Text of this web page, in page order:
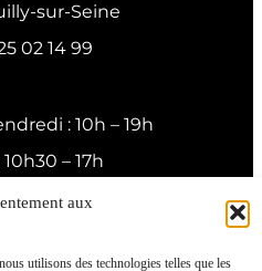
aux
utilisons des technologies telles que les
sur-Seine
02 14 99
: 10h – 19h
– 17h